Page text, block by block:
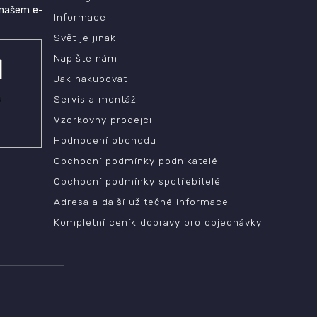
e-
Informace
Svět je jinak
Napište nám
Jak nakupovat
Servis a montáž
Vzorkovny prodejci
Hodnocení obchodu
Obchodní podmínky podnikatelé
Obchodní podmínky spotřebitelé
Adresa a další užitečné informace
Kompletní ceník dopravy pro objednávky